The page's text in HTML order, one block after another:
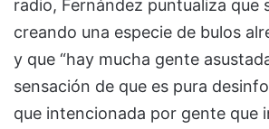
radio, Fernández puntualiza que
creando una especie de bulos
y que “hay mucha gente
sensación de que es pura
que intencionada por gente que